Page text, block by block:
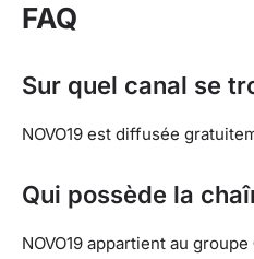
FAQ
Sur quel canal se
NOVO19 est diffusée
Qui possède la
NOVO19 appartient au groupe